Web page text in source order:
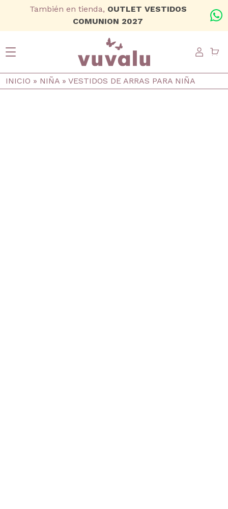
Ir al contenido principal
También en tienda, OUTLET VESTIDOS
COMUNION 2027
Ruta de navegación
INICIO NIÑA VESTIDOS DE ARRAS PARA NIÑA